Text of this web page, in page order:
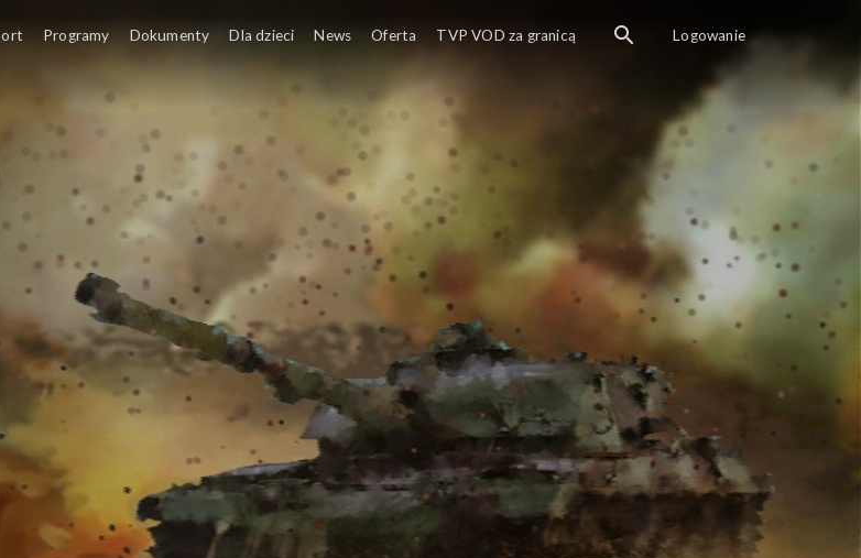
Programy Dokumenty Dla dzieci News Oferta TVP VOD za granicą Logowanie